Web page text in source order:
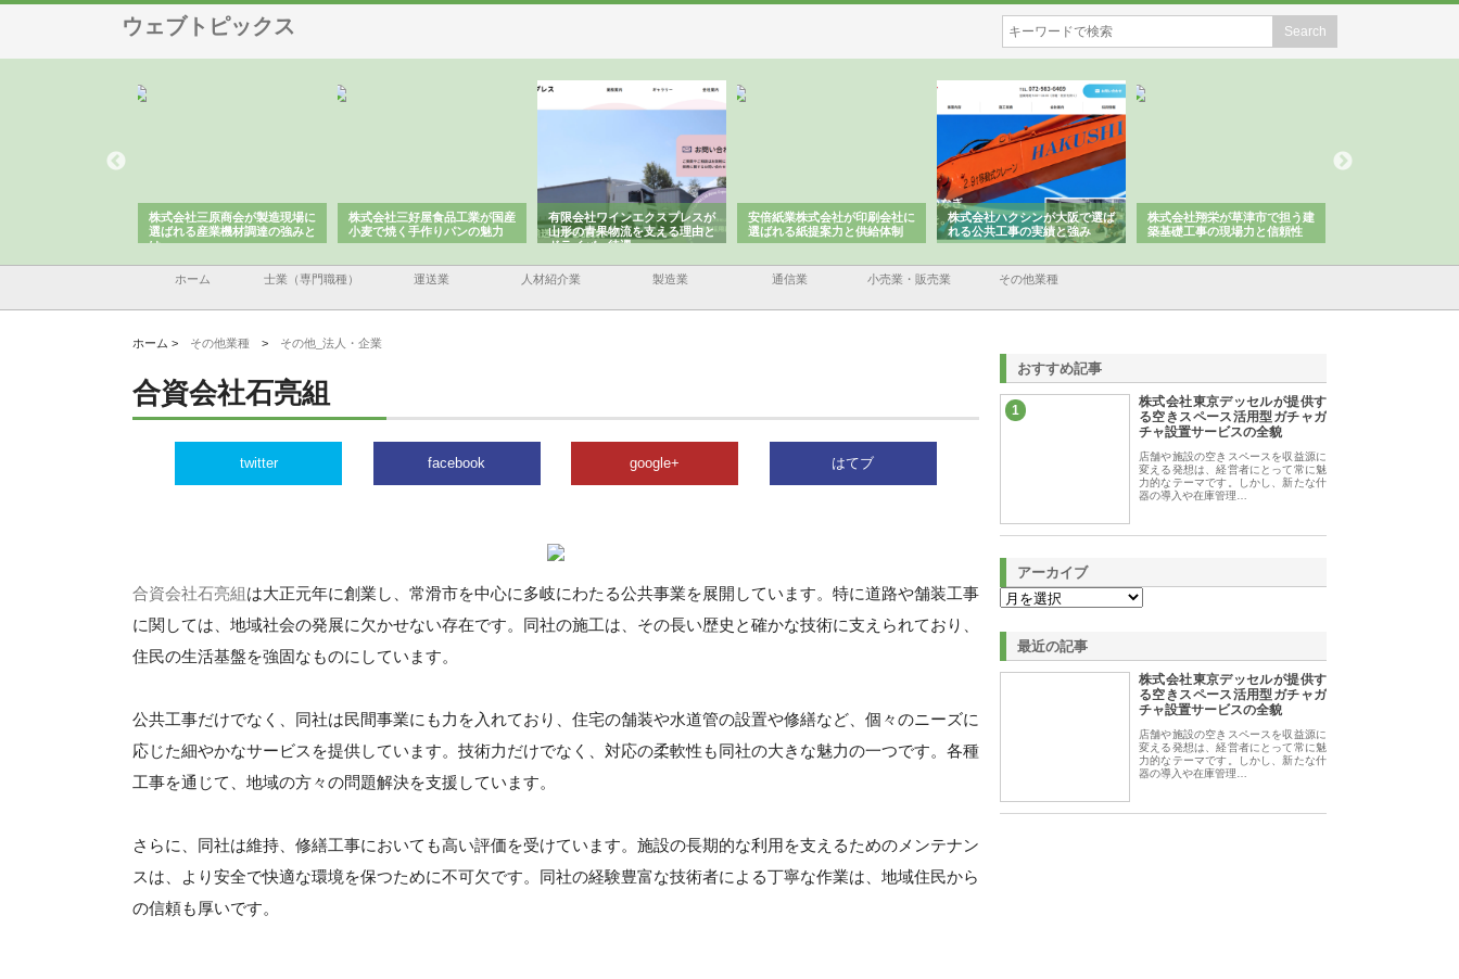
ウェブトピックス
株式会社三原商会が製造現場に
選ばれる産業機材調達の強みと
株式会社三好屋食品工業が国産
小麦で焼く手作りパンの魅力
有限会社ワインエクスプレスが
山形の青果物流を支える理由と
ドライバー待遇
安倍紙業株式会社が印刷会社に
選ばれる紙提案力と供給体制
株式会社ハクシンが大阪で選ば
れる公共工事の実績と強み
株式会社翔栄が草津市で担う建
築基礎工事の現場力と信頼性
株式会社ＯＮＯｃｏｍｐａ
る理由
ホーム 士業（専門職種） 運送業 人材紹介業 製造業 通信業 小売業・販売業 その他業種
ホーム > その他業種 > その他_法人・企業
合資会社石亮組
twitter facebook google+ はてブ
合資会社石亮組は大正元年に創業し、常滑市を中心に多岐にわたる公共事業を展開しています。特に道路や舗装工事
に関しては、地域社会の発展に欠かせない存在です。同社の施工は、その長い歴史と確かな技術に支えられており、
住民の生活基盤を強固なものにしています。
公共工事だけでなく、同社は民間事業にも力を入れており、住宅の舗装や水道管の設置や修繕など、個々のニーズに
応じた細やかなサービスを提供しています。技術力だけでなく、対応の柔軟性も同社の大きな魅力の一つです。各種
工事を通じて、地域の方々の問題解決を支援しています。
さらに、同社は維持、修繕工事においても高い評価を受けています。施設の長期的な利用を支えるためのメンテナン
スは、より安全で快適な環境を保つために不可欠です。同社の経験豊富な技術者による丁寧な作業は、地域住民から
の信頼も厚いです。
おすすめ記事
1
株式会社東京デッセルが提供す
る空きスペース活用型ガチャガ
チャ設置サービスの全貌
店舗や施設の空きスペースを収益源に
変える発想は、経営者にとって常に魅
力的なテーマです。しかし、新たな什
器の導入や在庫管理…
アーカイブ
最近の記事
株式会社東京デッセルが提供す
る空きスペース活用型ガチャガ
チャ設置サービスの全貌
店舗や施設の空きスペースを収益源に
変える発想は、経営者にとって常に魅
力的なテーマです。しかし、新たな什
器の導入や在庫管理…